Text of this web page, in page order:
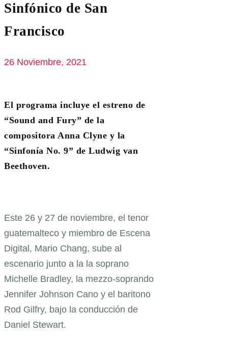
Sinfónico de San
Francisco
26 Noviembre, 2021
El programa incluye el estreno de
“Sound and Fury” de la
compositora Anna Clyne y la
“Sinfonía No. 9” de Ludwig van
Beethoven.
Este 26 y 27 de noviembre, el tenor
guatemalteco y miembro de Escena
Digital, Mario Chang, sube al
escenario junto a la la soprano
Michelle Bradley, la mezzo-soprando
Jennifer Johnson Cano y el baritono
Rod Gilfry, bajo la conducción de
Daniel Stewart.